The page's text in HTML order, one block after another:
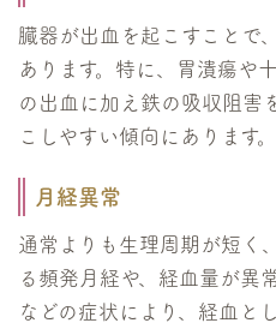
臓器が出血を起こすことで
あります。特に、胃潰瘍や
の出血に加え鉄の吸収阻害
こしやすい傾向にあります。
月経異常
通常よりも生理周期が短く
る頻発月経や、経血量が異
などの症状により、経血と